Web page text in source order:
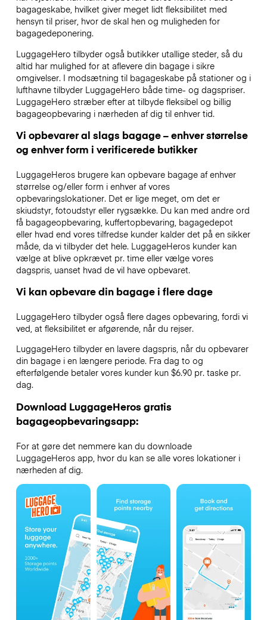
bagageskabe, hvilket giver meget lidt fleksibilitet med
hensyn til priser, hvor de skal hen og muligheden for
bagagedeponering.
LuggageHero tilbyder også butikker utallige steder, så du
altid har mulighed for at aflevere din bagage i sikre
omgivelser. I modsætning til bagageskabe på stationer og i
lufthavne tilbyder LuggageHero både time- og dagspriser.
LuggageHero stræber efter at tilbyde fleksibel og billig
bagageopbevaring i nærheden af dig til enhver tid.
Vi opbevarer al slags bagage – enhver størrelse
og enhver form i verificerede butikker
LuggageHeros brugere kan opbevare bagage af enhver
størrelse og/eller form i enhver af vores
opbevaringslokationer. Det er lige meget, om det er
skiudstyr, fotoudstyr eller rygsække. Du kan med andre ord
få bagageopbevaring, kuffertopbevaring, bagagedepot
eller hvad end vores tilfredse kunder kalder det på en sikker
måde, da vi tilbyder det hele. LuggageHeros kunder kan
vælge at blive opkrævet pr. time eller vælge vores
dagspris, uanset hvad de vil have opbevaret.
Vi kan opbevare din bagage i flere dage
LuggageHero tilbyder også flere dages opbevaring, fordi vi
ved, at fleksibilitet er afgørende, når du rejser.
LuggageHero tilbyder en lavere dagspris, når du opbevarer
din bagage i en længere periode. Fra dag to og
efterfølgende betaler vores kunder kun $6.90 pr. taske pr.
dag.
Download LuggageHeros gratis
bagageopbevaringsapp:
For at gøre det nemmere kan du downloade
LuggageHeros app, hvor du kan se alle vores lokationer i
nærheden af dig.